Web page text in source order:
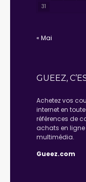
31
« Mai
GUEEZ,
Achetez vos
internet en
références de
achats en ligne
multimédia.
Gueez.com